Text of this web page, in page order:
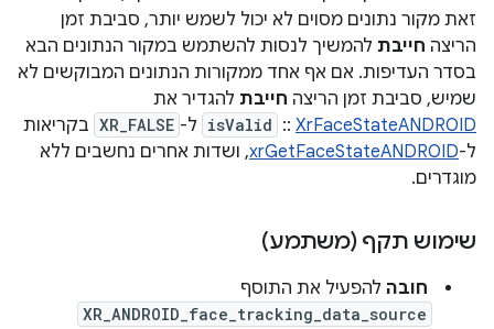
זאת מקור נתונים מסוים לא יכול לשמש יותר, סביבת זמן
הריצה חייבת להמשיך לנסות להשתמש במקור הנתונים הבא
בסדר העדיפות. אם אף אחד ממקורות הנתונים המבוקשים לא
שמיש, סביבת זמן הריצה חייבת להגדיר את
XrFaceStateANDROID
::
isValid ל- XR_FALSE בקריאות
ל-xrGetFaceStateANDROID, ושדות אחרים נחשבים ללא
מוגדרים.
שימוש תקף (משתמע)
חובה להפעיל את התוסף
XR_ANDROID_face_tracking_data_source